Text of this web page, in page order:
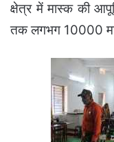
क्षेत्र में मास्क की
तक लगभग 10000